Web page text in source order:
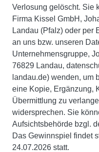
Verlosung gelöscht. Sie
Firma Kissel GmbH,
Landau (Pfalz) oder per
an uns bzw. unseren
Unternehmensgruppe,
76829 Landau,
landau.de) wenden, um
eine Kopie, Ergänzung,
Übermittlung zu
widersprechen. Sie
Aufsichtsbehörde bzgl.
Das Gewinnspiel findet
24.07.2026 statt.